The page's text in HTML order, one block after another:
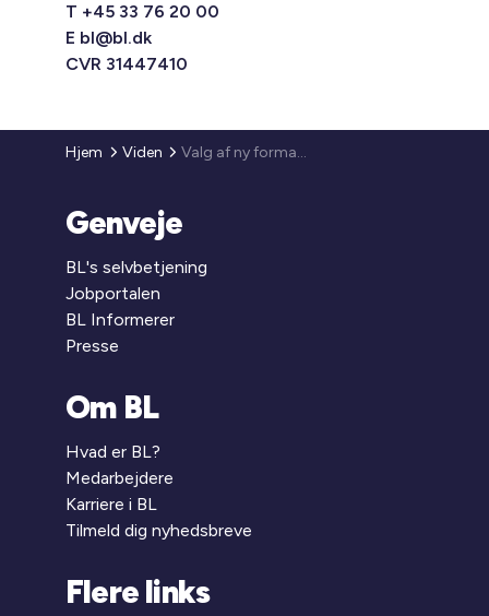
T +45 33 76 20 00
E bl@bl.dk
CVR 31447410
Hjem Viden Valg af ny formand for BL i juni 2022
Genveje
BL's selvbetjening
Jobportalen
BL Informerer
Presse
Om BL
Hvad er BL?
Medarbejdere
Karriere i BL
Tilmeld dig nyhedsbreve
Flere links